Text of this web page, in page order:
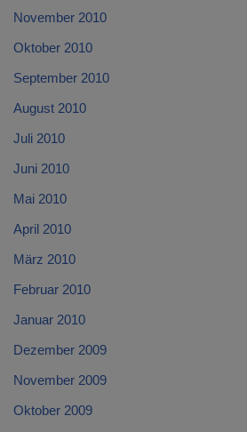
November 2010
Oktober 2010
September 2010
August 2010
Juli 2010
Juni 2010
Mai 2010
April 2010
März 2010
Februar 2010
Januar 2010
Dezember 2009
November 2009
Oktober 2009